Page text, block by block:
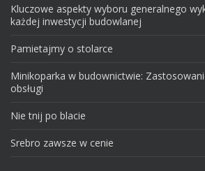
Kluczowe aspekty wyboru generalnego
każdej inwestycji budowlanej
Pamietajmy o stolarce
Minikoparka w budownictwie:
obsługi
Nie tnij po blacie
Srebro zawsze w cenie